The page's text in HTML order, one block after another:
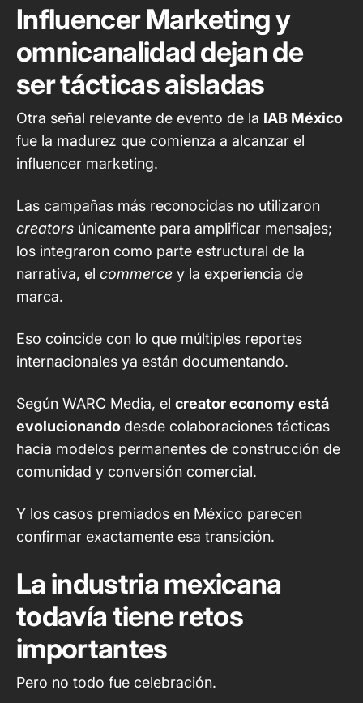
Influencer Marketing y
omnicanalidad dejan de
ser tácticas aisladas
Otra señal relevante de evento de la IAB México
fue la madurez que comienza a alcanzar el
influencer marketing.
Las campañas más reconocidas no utilizaron
creators únicamente para amplificar mensajes;
los integraron como parte estructural de la
narrativa, el commerce y la experiencia de
marca.
Eso coincide con lo que múltiples reportes
internacionales ya están documentando.
Según WARC Media, el creator economy está
evolucionando desde colaboraciones tácticas
hacia modelos permanentes de construcción de
comunidad y conversión comercial.
Y los casos premiados en México parecen
confirmar exactamente esa transición.
La industria mexicana
todavía tiene retos
importantes
Pero no todo fue celebración.